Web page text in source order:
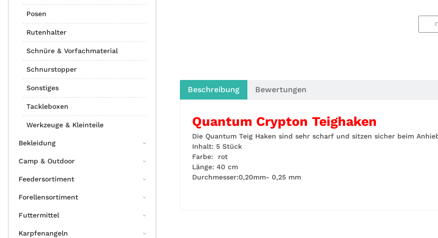
Beschreibung Bewertungen
Quantum Crypton Teighaken
Die Quantum Teig Haken sind sehr scharf und sitzen sicher beim
Inhalt: 5 Stück
Farbe: rot
Länge: 40 cm
Durchmesser:0,20mm- 0,25 mm
Posen
Rutenhalter
Schnüre & Vorfachmaterial
Schnurstopper
Sonstiges
Tackleboxen
Werkzeuge & Kleinteile
Bekleidung
Camp & Outdoor
Feedersortiment
Forellensortiment
Futtermittel
Karpfenangeln